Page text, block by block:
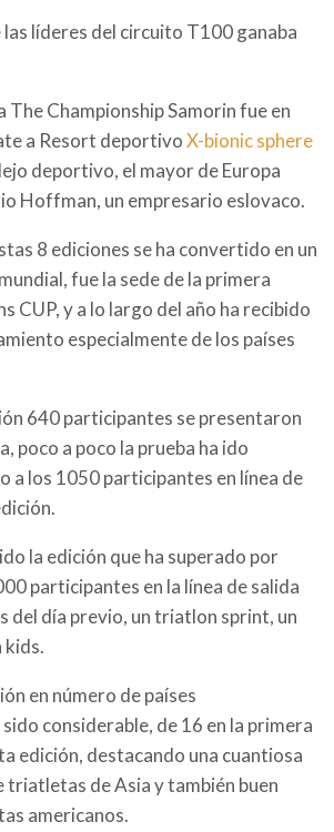
las líderes del circuito T100 ganaba
The Championship Samorin fue en
a Resort deportivoX-bionic sphere
deportivo, el mayor de Europa
Hoffman, un empresario eslovaco.
8 ediciones se ha convertido en un
fue la sede de la primera
CUP, y a lo largo del año ha recibido
especialmente de los países
640 participantes se presentaron
poco a poco la prueba ha ido
a los 1050 participantes en línea de
la edición que ha superado por
participantes en la línea de salida
del día previo, un triatlon sprint, un
en número de países
considerable, de 16 en la primera
edición, destacando una cuantiosa
triatletas de Asia y también buen
americanos.